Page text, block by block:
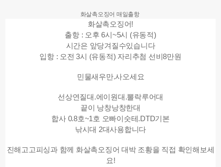
화살촉오징어 매일출항
화살촉오징어!
출항 : 오후 6시~5시 (유동적)
시간은 앞당겨질수있습니다
입항 : 오전 3시 (유동적) 자리추첨 선비8만원
민물새우만.사오세요
선상연질대.에이원대.뽈락루어대
끝이 낭창낭창한대
합사 0.8호~1호 오빠이숫테.DTD기본
낚시대 2대사용합니다
진해고고피싱과 함께 화살촉오징어 대박 조황을 직접 확인해보세
요!